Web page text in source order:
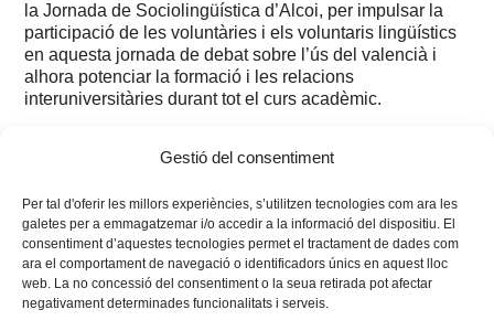
Gestió del consentiment
Per tal d'oferir les millors experiències, s’utilitzen tecnologies com ara les
galetes per a emmagatzemar i/o accedir a la informació del dispositiu. El
consentiment d’aquestes tecnologies permet el tractament de dades com
ara el comportament de navegació o identificadors únics en aquest lloc
web. La no concessió del consentiment o la seua retirada pot afectar
negativament determinades funcionalitats i serveis.
la Jornada de Sociolingüística d’Alcoi, per impulsar la
participació de les voluntàries i els voluntaris lingüístics
en aquesta jornada de debat sobre l’ús del valencià i
alhora potenciar la formació i les relacions
interuniversitàries durant tot el curs acadèmic.
programa